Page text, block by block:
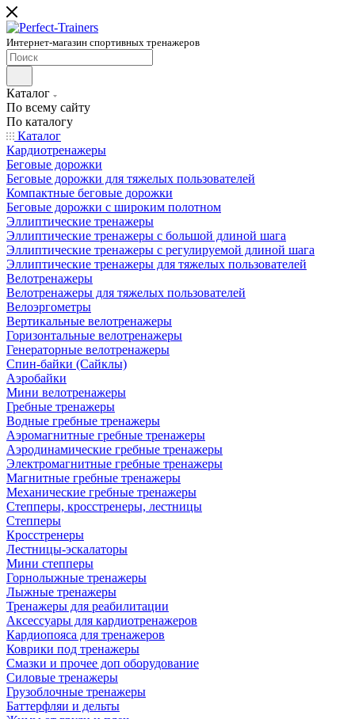
Интернет-магазин спортивных тренажеров
Каталог
По всему сайту
По каталогу
Каталог
Кардиотренажеры
Беговые дорожки
Беговые дорожки для тяжелых пользователей
Компактные беговые дорожки
Беговые дорожки с широким полотном
Эллиптические тренажеры
Эллиптические тренажеры с большой длиной шага
Эллиптические тренажеры с регулируемой длиной шага
Эллиптические тренажеры для тяжелых пользователей
Велотренажеры
Велотренажеры для тяжелых пользователей
Велоэргометры
Вертикальные велотренажеры
Горизонтальные велотренажеры
Генераторные велотренажеры
Спин-байки (Сайклы)
Аэробайки
Мини велотренажеры
Гребные тренажеры
Водные гребные тренажеры
Аэромагнитные гребные тренажеры
Аэродинамические гребные тренажеры
Электромагнитные гребные тренажеры
Магнитные гребные тренажеры
Механические гребные тренажеры
Степперы, кросстренеры, лестницы
Степперы
Кросстренеры
Лестницы-эскалаторы
Мини степперы
Горнолыжные тренажеры
Лыжные тренажеры
Тренажеры для реабилитации
Аксессуары для кардиотренажеров
Кардиопояса для тренажеров
Коврики под тренажеры
Смазки и прочее доп оборудование
Силовые тренажеры
Грузоблочные тренажеры
Баттерфляи и дельты